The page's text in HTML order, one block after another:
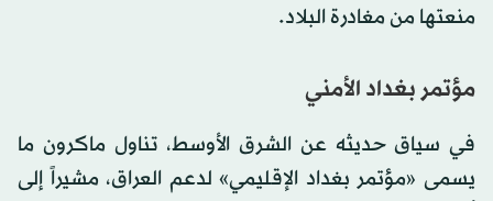
منعتها من مغادرة البلاد.
مؤتمر بغداد الأمني
في سياق حديثه عن الشرق الأوسط، تناول ماكرون ما
يسمى «مؤتمر بغداد الإقليمي» لدعم العراق، مشيراً إلى